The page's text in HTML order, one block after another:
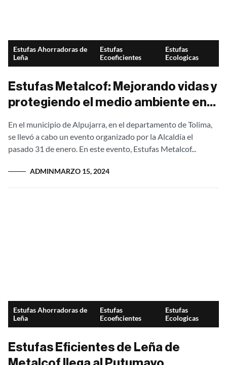
Estufas Ahorradoras de
Leña
Estufas
Ecoeficientes
Estufas
Ecologicas
Estufas Metalcof: Mejorando vidas y
protegiendo el medio ambiente en
En el municipio de Alpujarra, en el departamento de Tolima,
se llevó a cabo un evento organizado por la Alcaldía el
pasado 31 de enero. En este evento, Estufas Metalcof...
ADMINMARZO 15, 2024
Estufas Ahorradoras de
Leña
Estufas
Ecoeficientes
Estufas
Ecologicas
Estufas Eficientes de Leña de